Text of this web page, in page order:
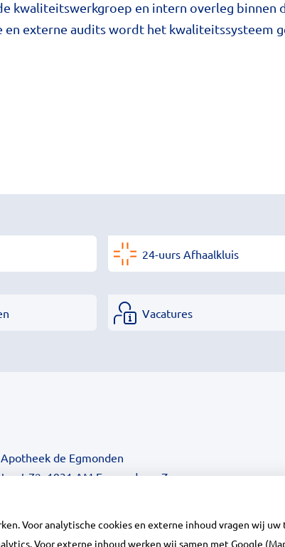
kwaliteitswerkgroep en intern overleg binnen
externe audits wordt het kwaliteitssysteem
24-uurs Afhaalkluis
Vacatures
de Egmonden
72, 1931 AM Egmond aan Zee
Voor analytische cookies en externe inhoud vragen wij
Voor externe inhoud werken wij samen met Google